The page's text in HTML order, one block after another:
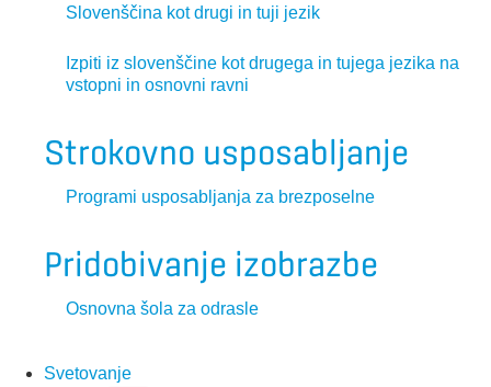
Slovenščina kot drugi in tuji jezik
Izpiti iz slovenščine kot drugega in tujega jezika na
vstopni in osnovni ravni
Strokovno usposabljanje
Programi usposabljanja za brezposelne
Pridobivanje izobrazbe
Osnovna šola za odrasle
Svetovanje